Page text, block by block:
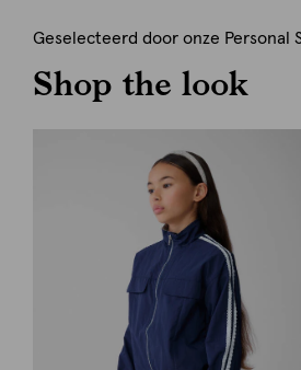
Geselecteerd door onze Personal
Shop the look